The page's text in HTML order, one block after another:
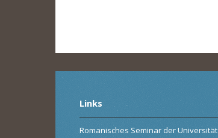
Links
Romanisches Seminar der Universität